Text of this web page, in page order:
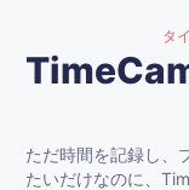
タ
ただ時間を記録し、
たいだけなのに、